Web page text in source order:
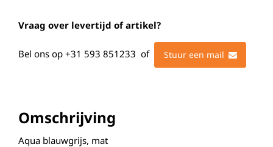
Vraag over levertijd of artikel?
Bel ons op +31 593 851233 of Stuur een mail
Omschrijving
Aqua blauwgrijs, mat